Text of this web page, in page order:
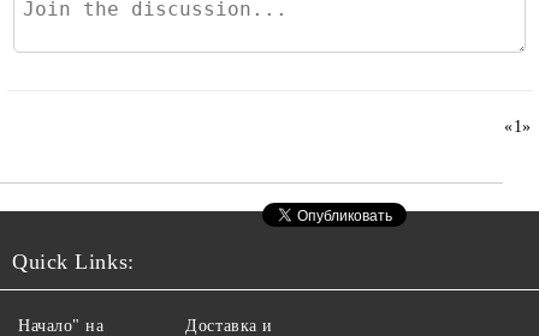
«1»
Quick Links:
Начало" на
Доставка и